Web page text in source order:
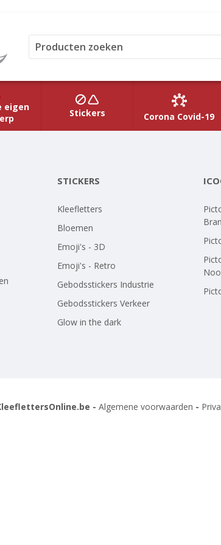
eigen
Stickers Corona Covid-19
STICKERS
Kleefletters
Bloemen
Emoji's - 3D
Emoji's - Retro
Gebodsstickers Industrie
Gebodsstickers Verkeer
Glow in the dark
- Algemene voorwaarden -